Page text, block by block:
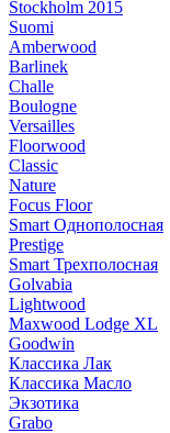
Stockholm 2015
Suomi
Amberwood
Barlinek
Challe
Boulogne
Versailles
Floorwood
Classic
Nature
Focus Floor
Smart Однополосная
Prestige
Smart Трехполосная
Golvabia
Lightwood
Maxwood Lodge XL
Goodwin
Классика Лак
Классика Масло
Экзотика
Grabo